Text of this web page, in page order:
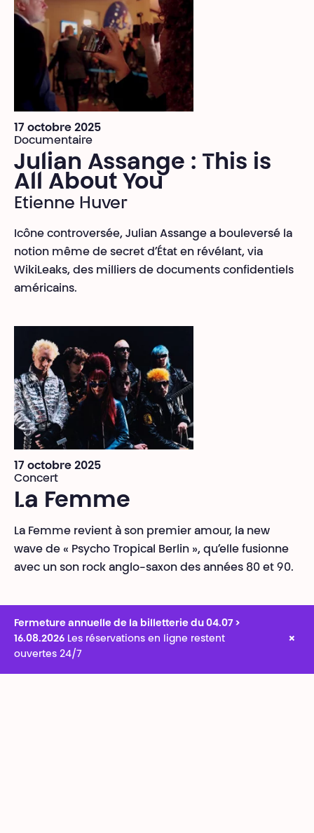
17 octobre 2025
Documentaire
Julian Assange : This is
All About You
Etienne Huver
Icône controversée, Julian Assange a bouleversé la
notion même de secret d’État en révélant, via
WikiLeaks, des milliers de documents confidentiels
américains.
17 octobre 2025
Concert
La Femme
La Femme revient à son premier amour, la new
wave de « Psycho Tropical Berlin », qu’elle fusionne
avec un son rock anglo-saxon des années 80 et 90.
Fermeture annuelle de la billetterie du 04.07 >
16.08.2026 Les réservations en ligne restent
ouvertes 24/7
×